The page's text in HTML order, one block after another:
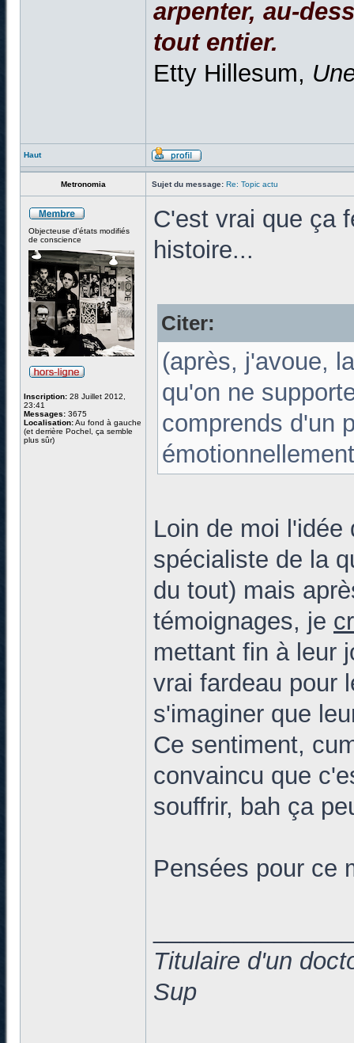
arpenter, au-
tout entier.
Etty Hillesum,
Haut
Metronomia Sujet du message: Re: Topic actu
Objecteuse d'états modifiés
de conscience
Inscription: 28 Juillet 2012,
23:41
Messages: 3675
Localisation:Au fond à gauche
(et derrière Pochel, ça semble
plus sûr)
C'est vrai que ça
histoire...
Citer:
(après, j'avoue,
qu'on ne
comprends d'un
Loin de moi l'idée
spécialiste de la
du tout) mais
témoignages, je
mettant fin à leur
vrai fardeau pour
s'imaginer que
Ce sentiment,
convaincu que
souffrir, bah ça
Pensées pour ce
Titulaire d'un
Sup